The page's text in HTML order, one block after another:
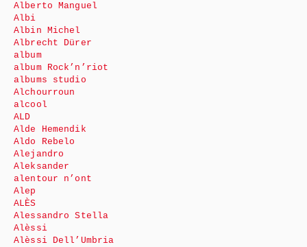
Alberto Manguel
Albi
Albin Michel
Albrecht Dürer
album
album Rock’n’riot
albums studio
Alchourroun
alcool
ALD
Alde Hemendik
Aldo Rebelo
Alejandro
Aleksander
alentour n’ont
Alep
ALÈS
Alessandro Stella
Alèssi
Alèssi Dell’Umbria